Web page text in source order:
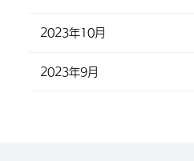
2023年10月
2023年9月